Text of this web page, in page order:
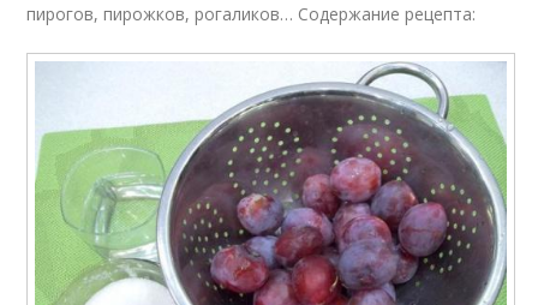
пирогов, пирожков, рогаликов… Содержание рецепта: